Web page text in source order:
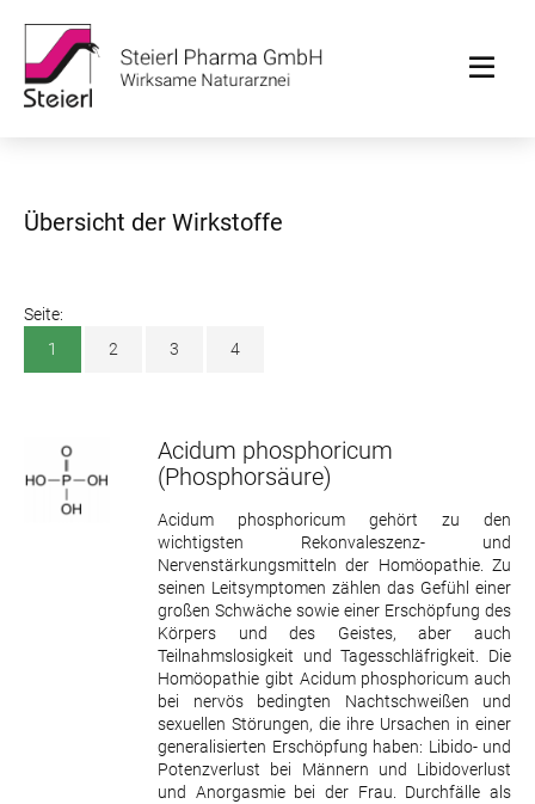
Übersicht der Wirkstoffe
Seite:
1
2 3 4
Acidum phosphoricum
(Phosphorsäure)
Acidum phosphoricum gehört zu den
wichtigsten Rekonvaleszenz- und
Nervenstärkungsmitteln der Homöopathie. Zu
seinen Leitsymptomen zählen das Gefühl einer
großen Schwäche sowie einer Erschöpfung des
Körpers und des Geistes, aber auch
Teilnahmslosigkeit und Tagesschläfrigkeit. Die
Homöopathie gibt Acidum phosphoricum auch
bei nervös bedingten Nachtschweißen und
sexuellen Störungen, die ihre Ursachen in einer
generalisierten Erschöpfung haben: Libido- und
Potenzverlust bei Männern und Libidoverlust
und Anorgasmie bei der Frau. Durchfälle als